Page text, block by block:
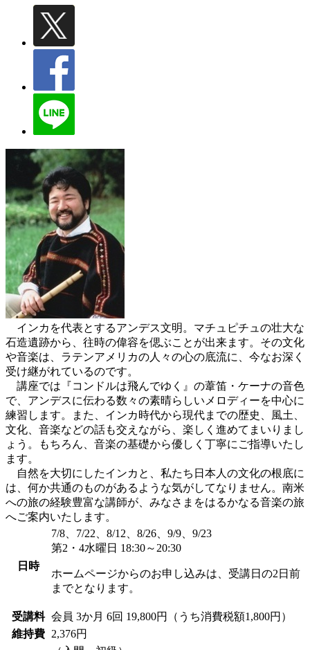
インカを代表とするアンデス文明。マチュピチュの壮大な
石造遺跡から、往時の偉容を偲ぶことが出来ます。その文化
や音楽は、ラテンアメリカの人々の心の底流に、今なお深く
受け継がれているのです。
講座では『コンドルは飛んでゆく』の葦笛・ケーナの音色
で、アンデスに伝わる数々の素晴らしいメロディーを中心に
練習します。また、インカ時代から現代までの歴史、風土、
文化、音楽などの話も交えながら、楽しく進めてまいりまし
ょう。もちろん、音楽の基礎から優しく丁寧にご指導いたし
ます。
自然を大切にしたインカと、私たち日本人の文化の根底に
は、何か共通のものがあるような気がしてなりません。南米
への旅の経験豊富な講師が、みなさまをはるかなる音楽の旅
へご案内いたします。
日時
7/8、7/22、8/12、8/26、9/9、9/23
第2・4水曜日 18:30～20:30
ホームページからのお申し込みは、受講日の2日前
までとなります。
受講料 会員 3か月 6回 19,800円（うち消費税額1,800円）
維持費
2,376円